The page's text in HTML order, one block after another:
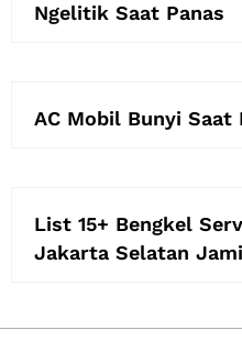
Ngelitik Saat Panas
AC Mobil Bunyi Saat
List 15+ Bengkel
Jakarta Selatan